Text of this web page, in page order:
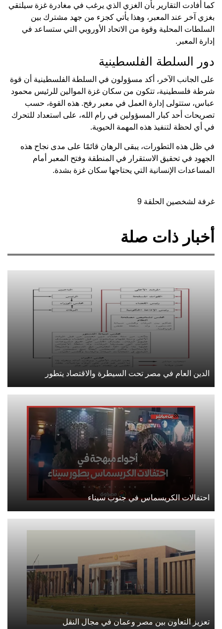
كما أفادت التقارير بأن الغزي الذي يرغب في مغادرة غزة سيلتقي
بغزي آخر عند المعبر، وهذا يأتي كجزء من جهد مشترك بين
السلطات المحلية وقوة من الاتحاد الأوروبي التي ستساعد في
إدارة المعبر.
دور السلطة الفلسطينية
على الجانب الآخر، أكد مسؤولون في السلطة الفلسطينية أن قوة
شرطة فلسطينية، تتكون من سكان غزة الموالين للرئيس محمود
عباس، ستتولى إدارة العمل في معبر رفح. هذه القوة، حسب
تصريحات أحد كبار المسؤولين في رام الله، على استعداد للتحرك
في أي لحظة لتنفيذ هذه المهمة الحيوية.
في ظل هذه التطورات، يبقى الرهان قائمًا على مدى نجاح هذه
الجهود في تحقيق الاستقرار في المنطقة وفتح المعبر أمام
المساعدات الإنسانية التي يحتاجها سكان غزة بشدة.
غرفة لشخصين الحلقة 9
أخبار ذات صلة
الدين العام في مصر تحت السيطرة والاقتصاد يتطور
احتفالات الكريسماس في جنوب سيناء
تعزيز التعاون بين مصر وعمان في مجال النقل